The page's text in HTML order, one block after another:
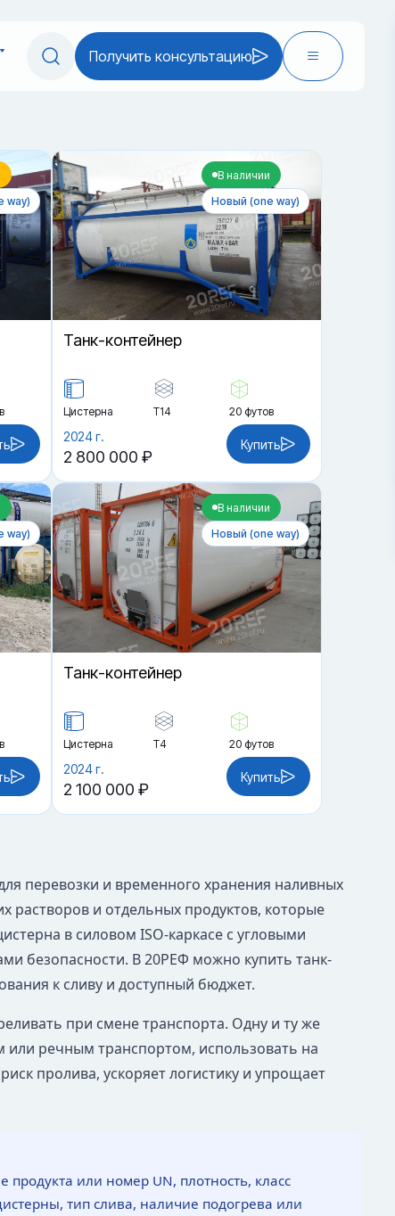
Получить консультацию
way)
В наличии
Новый (one way)
Танк-контейнер
Цистерна Т14 20 футов
2024 г.
2 800 000 ₽
Купить
way)
В наличии
Новый (one way)
Танк-контейнер
Цистерна Т4 20 футов
2024 г.
2 100 000 ₽
Купить
перевозки и временного хранения наливных
растворов и отдельных продуктов, которые
в силовом ISO-каркасе с угловыми
безопасности. В 20РЕФ можно купить танк-
к сливу и доступный бюджет.
при смене транспорта. Одну и ту же
речным транспортом, использовать на
пролива, ускоряет логистику и упрощает
или номер UN, плотность, класс
тип слива, наличие подогрева или